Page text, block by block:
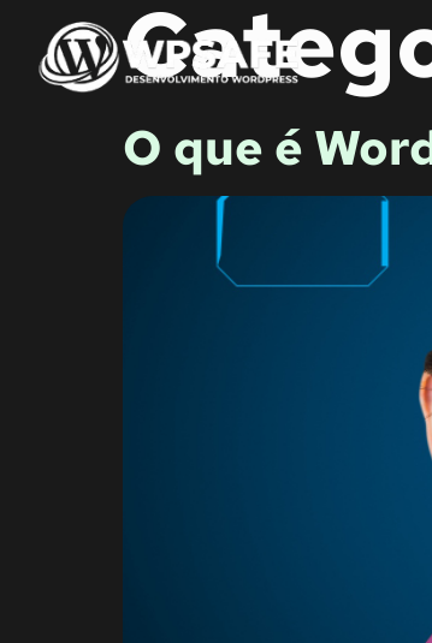
O que é